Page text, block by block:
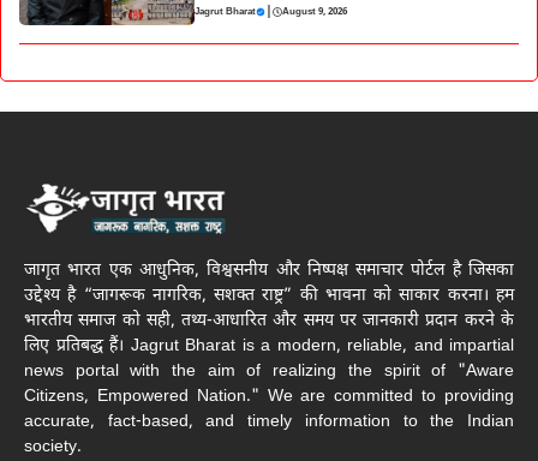
Jagrut Bharat | August 9, 2026
जागृत भारत एक आधुनिक, विश्वसनीय और निष्पक्ष समाचार पोर्टल है जिसका
उद्देश्य है “जागरूक नागरिक, सशक्त राष्ट्र” की भावना को साकार करना। हम
भारतीय समाज को सही, तथ्य-आधारित और समय पर जानकारी प्रदान करने के
लिए प्रतिबद्ध हैं। Jagrut Bharat is a modern, reliable, and impartial
news portal with the aim of realizing the spirit of "Aware
Citizens, Empowered Nation." We are committed to providing
accurate, fact-based, and timely information to the Indian
society.